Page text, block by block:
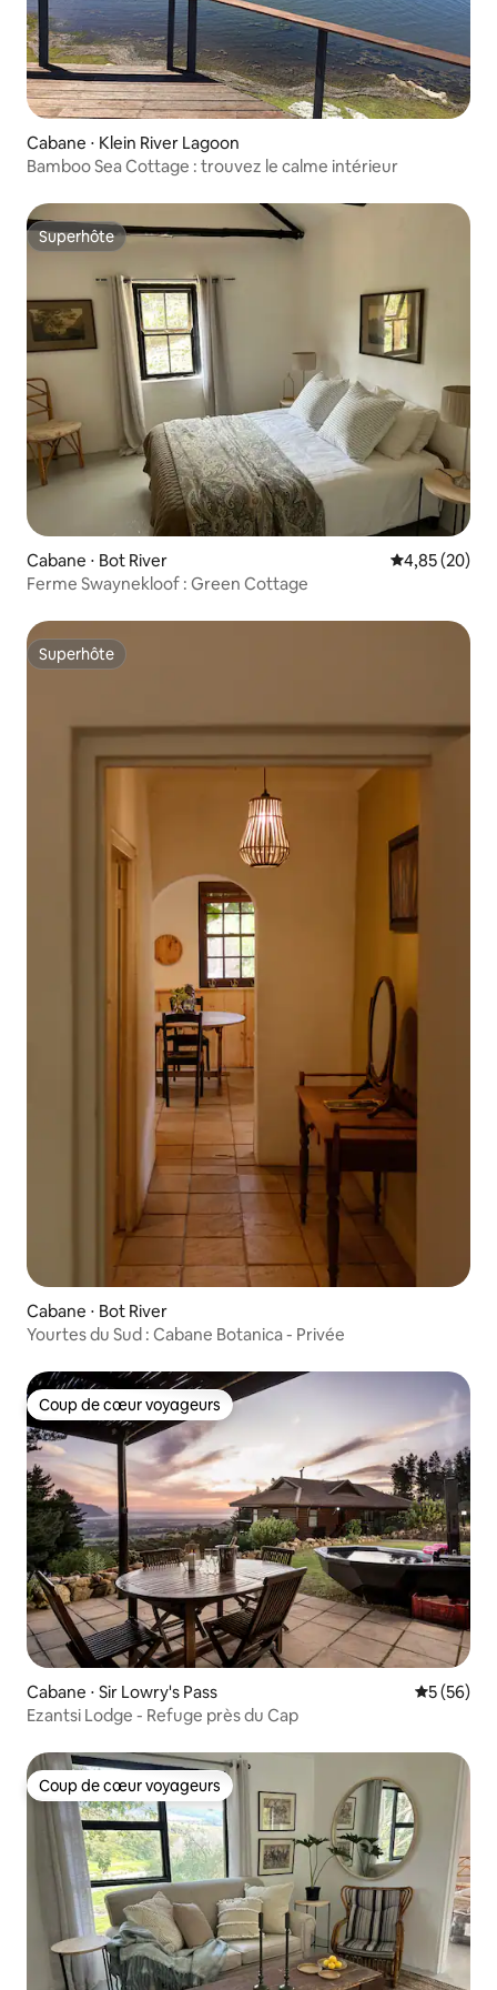
Cabane ⋅ Klein River Lagoon
Bamboo Sea Cottage : trouvez le calme intérieur
Superhôte
Superhôte
Cabane ⋅ Bot River Évaluation
4,85 (20)
Ferme Swaynekloof : Green Cottage
Superhôte
Superhôte
Cabane ⋅ Bot River
Yourtes du Sud : Cabane Botanica - Privée
Coup de cœur voyageurs
Coup de cœur voyageurs
Cabane ⋅ Sir Lowry's Pass
5 (56)
Ezantsi Lodge - Refuge près du Cap
Coup de cœur voyageurs
Coup de cœur voyageurs